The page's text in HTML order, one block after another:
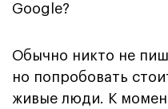
Google?
Обычно никто не
но попробовать
живые люди. К